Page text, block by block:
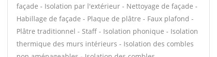
façade - Isolation par l'extérieur - Nettoyage de façade -
Habillage de façade - Plaque de plâtre - Faux plafond -
Plâtre traditionnel - Staff - Isolation phonique - Isolation
thermique des murs intérieurs - Isolation des combles